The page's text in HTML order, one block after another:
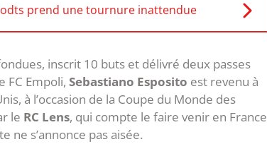
prend une tournure inattendue
inscrit 10 buts et délivré deux passes
FC Empoli, Sebastiano Esposito est revenu à
à l’occasion de la Coupe du Monde des
le RC Lens, qui compte le faire venir en France
ne s’annonce pas aisée.